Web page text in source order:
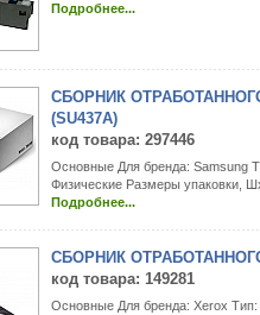
Подробнее...
СБОРНИК ОТРАБОТАННОГО
(SU437A)
код товара: 297446
Основные Для бренда: Samsung
Физические Размеры упаковки,
Подробнее...
СБОРНИК ОТРАБОТАННОГО
код товара: 149281
Основные Для бренда: Xerox Тип: